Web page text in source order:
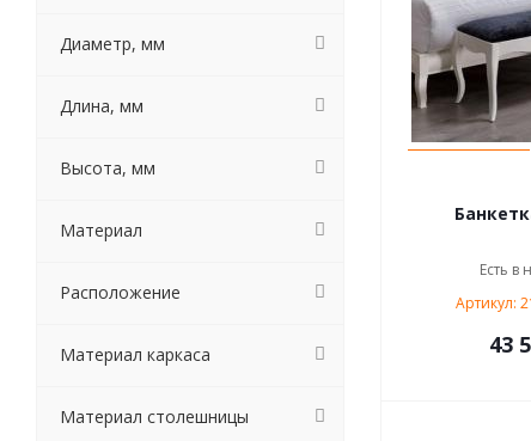
Есть в
Артикул:
43
Диаметр, мм
Длина, мм
Высота, мм
Материал
Расположение
Материал каркаса
Материал столешницы